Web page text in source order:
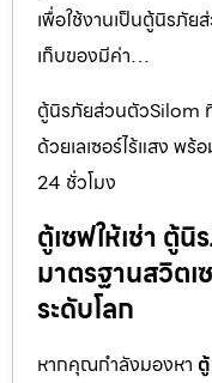
เพื่อใช้งานเป็นตู้นิรภั
เก็บของมีค่า…
ตู้นิรภัยส่วนตัวSilom
ด้วยเลเซอร์ไร้แสง พ
24 ชั่วโมง
ตู้เซฟให้เช่า ตู้นิ
มาตรฐานสวิต
ระดับโลก
หากคุณกำลังมองหา